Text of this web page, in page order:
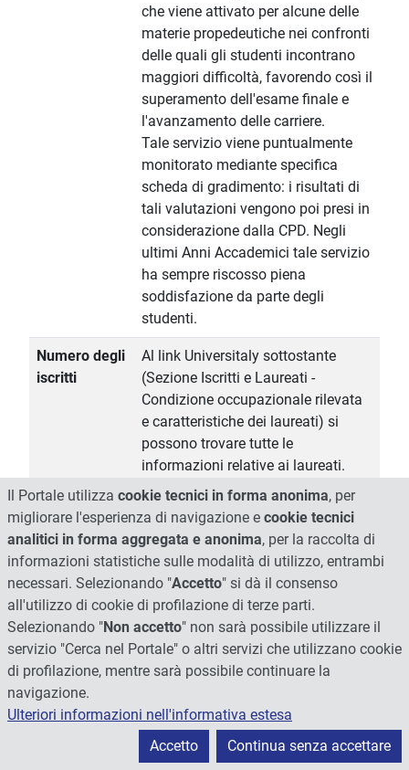
che viene attivato per alcune delle
materie propedeutiche nei confronti
delle quali gli studenti incontrano
maggiori difficoltà, favorendo così il
superamento dell'esame finale e
l'avanzamento delle carriere.
Tale servizio viene puntualmente
monitorato mediante specifica
scheda di gradimento: i risultati di
tali valutazioni vengono poi presi in
considerazione dalla CPD. Negli
ultimi Anni Accademici tale servizio
ha sempre riscosso piena
soddisfazione da parte degli
studenti.
Numero degli
iscritti
Al link Universitaly sottostante
(Sezione Iscritti e Laureati -
Condizione occupazionale rilevata
e caratteristiche dei laureati) si
possono trovare tutte le
informazioni relative ai laureati.
Nel file allegato sono riportate
alcune informazioni relative al titolo
di studio posseduto, la valutazione
sull'efficacia del Tirocinio Pratico
Applicativo espressa dagli studenti
e un commento ai dati.
Risultati in
termini di
occupabilità
Nel sito Universitaly, al link sotto
riportato, (Sezione iscritti e laureati -
Condizione occupazionale rilevata
disponibili alcune informazioni
relative alle statistiche di ingresso
dei laureati nel mondo del lavoro.
Il Portale utilizza cookie tecnici in forma anonima, per
migliorare l'esperienza di navigazione e cookie tecnici
analitici in forma aggregata e anonima, per la raccolta di
informazioni statistiche sulle modalità di utilizzo, entrambi
necessari. Selezionando "Accetto" si dà il consenso
all'utilizzo di cookie di profilazione di terze parti.
Selezionando "Non accetto" non sarà possibile utilizzare il
servizio "Cerca nel Portale" o altri servizi che utilizzano cookie
di profilazione, mentre sarà possibile continuare la
navigazione.
Ulteriori informazioni nell'informativa estesa
Accetto
Continua senza accettare